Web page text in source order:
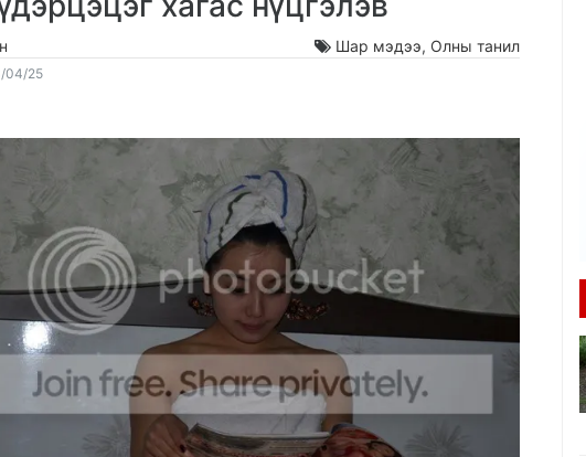
Шар мэдээ, Олны танил
04/252013-
15:49:31
2026-
22:04:16